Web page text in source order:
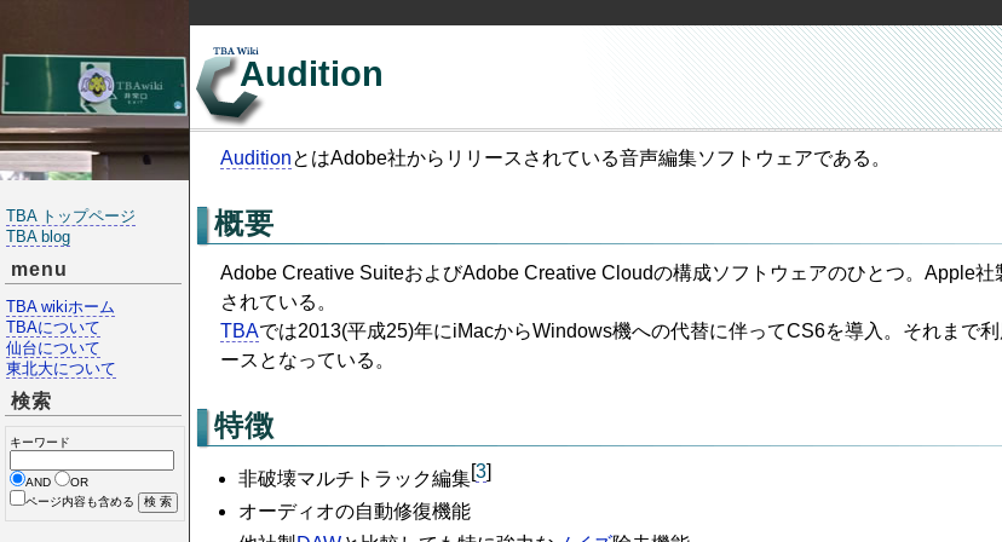
Audition
AuditionとはAdobe社からリリースされている音声編集ソフトウェアである。
概要
Adobe Creative SuiteおよびAdobe Creative Cloudの構成ソフトウェアのひとつ。Apple社
されている。
TBAでは2013(平成25)年にiMacからWindows機への代替に伴ってCS6を導入。それまで
ースとなっている。
特徴
非破壊マルチトラック編集[3]
オーディオの自動修復機能
TBA トップページ
TBA blog
menu
TBA wikiホーム
TBAについて
仙台について
東北大について
検索
キーワード
AND
OR
ページ内容も含める